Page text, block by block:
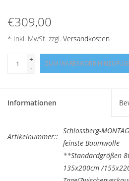
Geprüfter Webshop
Vertrag widerrufen
Tel.0049(0)7322-919376
€309,00
* Inkl. MwSt. zzgl. Versandkosten
+
-
ZUM WARENKORB
Informationen
Artikelnummer::
Schlossberg-
feinste Baumwolle
**Standardgrößen
135x200cm /